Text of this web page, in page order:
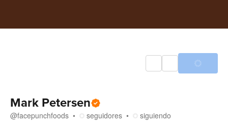
Mark Petersen
@facepunchfoods seguidores siguiendo